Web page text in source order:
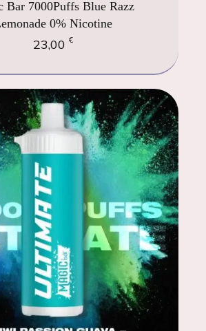
Bar 7000Puffs Blue Razz
0% Nicotine
23,00 €